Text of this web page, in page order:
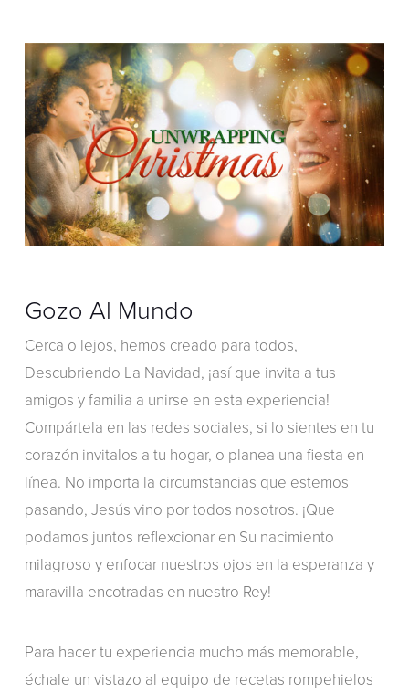
Gozo Al Mundo
Cerca o lejos, hemos creado para todos,
Descubriendo La Navidad, ¡así que invita a tus
amigos y familia a unirse en esta experiencia!
Compártela en las redes sociales, si lo sientes en tu
corazón invitalos a tu hogar, o planea una fiesta en
línea. No importa la circumstancias que estemos
pasando, Jesús vino por todos nosotros. ¡Que
podamos juntos reflexcionar en Su nacimiento
milagroso y enfocar nuestros ojos en la esperanza y
maravilla encotradas en nuestro Rey!
Para hacer tu experiencia mucho más memorable,
échale un vistazo al equipo de recetas rompehielos